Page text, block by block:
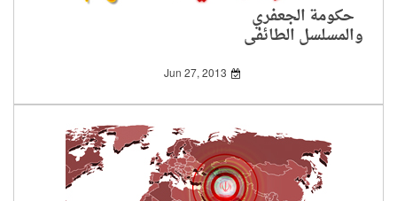
حكومة الجعفري
والمسلسل الطائفي
الجديد
Jun 27, 2013